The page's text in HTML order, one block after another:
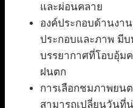
และผ่อนคลาย
องค์ประกอบด้านงา
ประกอบและภาพ มี
บรรยากาศที่โอบอุ้ม
ฝนตก
การเลือกชมภาพยน
สามารถเปลี่ยนวันที่